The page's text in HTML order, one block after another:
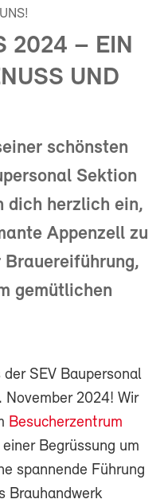
2024 – EIN
UND
schönsten
Sektion
dich herzlich ein,
Appenzell zu
gemütlichen
SEV Baupersonal
November 2024! Wir
Besucherzentrum
einer Begrüssung um
spannende Führung
Brauhandwerk